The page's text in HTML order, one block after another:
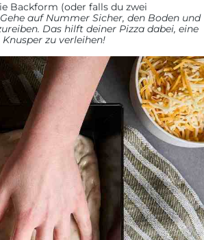
Backform (oder falls du zwei
auf Nummer Sicher, den Boden und
Das hilft deiner Pizza dabei, eine
zu verleihen!